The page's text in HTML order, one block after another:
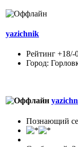
yazichnik
Рейтинг +18/-
Город:
Познающий